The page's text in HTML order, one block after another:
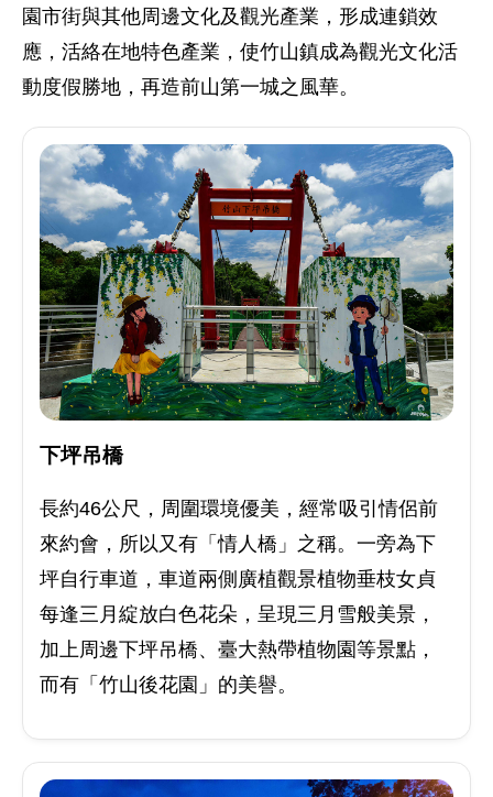
園市街與其他周邊文化及觀光產業，形成連鎖效
應，活絡在地特色產業，使竹山鎮成為觀光文化活
動度假勝地，再造前山第一城之風華。
下坪吊橋
長約46公尺，周圍環境優美，經常吸引情侶前
來約會，所以又有「情人橋」之稱。一旁為下
坪自行車道，車道兩側廣植觀景植物垂枝女貞
每逢三月綻放白色花朵，呈現三月雪般美景，
加上周邊下坪吊橋、臺大熱帶植物園等景點，
而有「竹山後花園」的美譽。